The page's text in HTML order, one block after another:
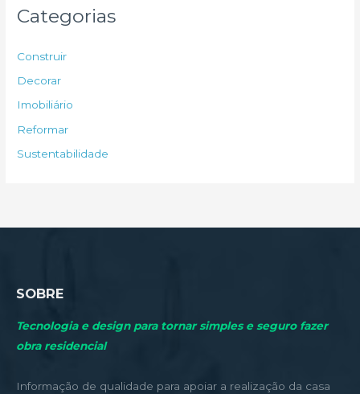
p
o
r
Categorias
Construir
Decorar
Imobiliário
Reformar
Sustentabilidade
SOBRE
Tecnologia e design para tornar simples e seguro fazer
obra residencial
Informação de qualidade para apoiar a realização da casa